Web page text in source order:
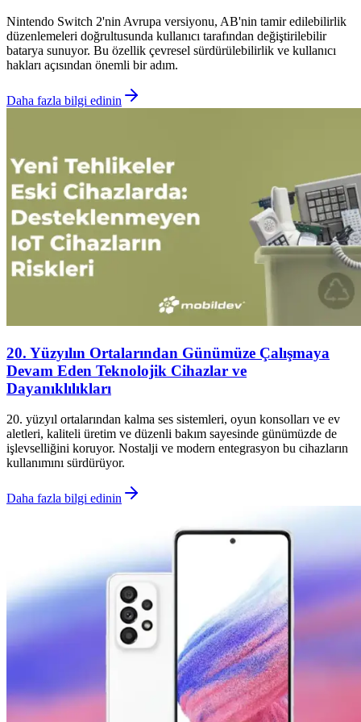
Nintendo Switch 2'nin Avrupa versiyonu, AB'nin tamir edilebilirlik
düzenlemeleri doğrultusunda kullanıcı tarafından değiştirilebilir
batarya sunuyor. Bu özellik çevresel sürdürülebilirlik ve kullanıcı
hakları açısından önemli bir adım.
Daha fazla bilgi edinin
20. Yüzyılın Ortalarından Günümüze Çalışmaya
Devam Eden Teknolojik Cihazlar ve
Dayanıklılıkları
20. yüzyıl ortalarından kalma ses sistemleri, oyun konsolları ve ev
aletleri, kaliteli üretim ve düzenli bakım sayesinde günümüzde de
işlevselliğini koruyor. Nostalji ve modern entegrasyon bu cihazların
kullanımını sürdürüyor.
Daha fazla bilgi edinin